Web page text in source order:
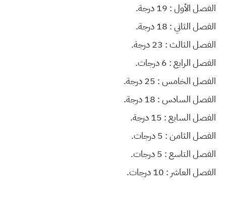
الفصل الأول : 19 درجة.
الفصل الثاني : 18 درجة.
الفصل الثالث : 23 درجة.
الفصل الرابع : 6 درجات.
الفصل الخامس : 25 درجة.
الفصل السادس : 18 درجة.
الفصل السابع : 15 درجة.
الفصل الثامن : 5 درجات.
الفصل التاسع : 5 درجات.
الفصل العاشر : 10 درجات.